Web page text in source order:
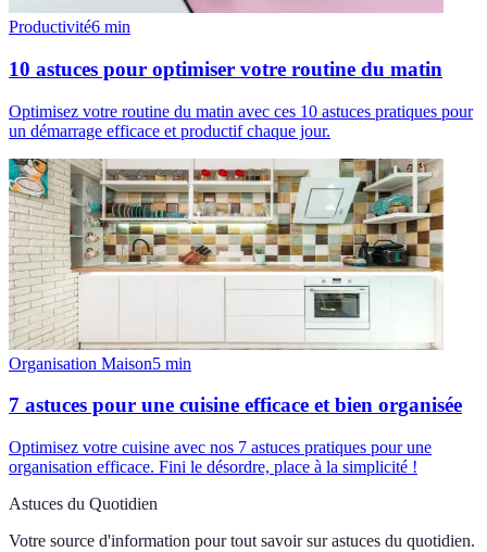
Productivité6 min
10 astuces pour optimiser votre routine du matin
Optimisez votre routine du matin avec ces 10 astuces pratiques pour
un démarrage efficace et productif chaque jour.
Organisation Maison5 min
7 astuces pour une cuisine efficace et bien organisée
Optimisez votre cuisine avec nos 7 astuces pratiques pour une
organisation efficace. Fini le désordre, place à la simplicité !
Astuces du Quotidien
Votre source d'information pour tout savoir sur astuces du quotidien.